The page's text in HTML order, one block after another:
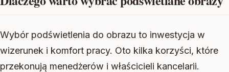
Wybór podświetlenia do obrazu to inwestycja w
wizerunek i komfort pracy. Oto kilka korzyści, które
przekonują menedżerów i właścicieli kancelarii.